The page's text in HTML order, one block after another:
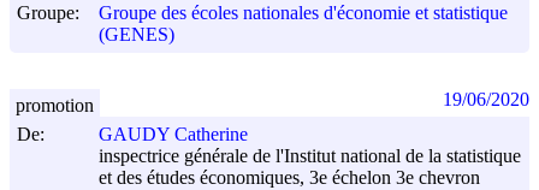
Groupe:
Groupe des écoles nationales d'économie et statistique
(GENES)
De:
GAUDY Catherine
inspectrice générale de l'Institut national de la statistique
et des études économiques, 3e échelon 3e chevron
promotion 19/06/2020